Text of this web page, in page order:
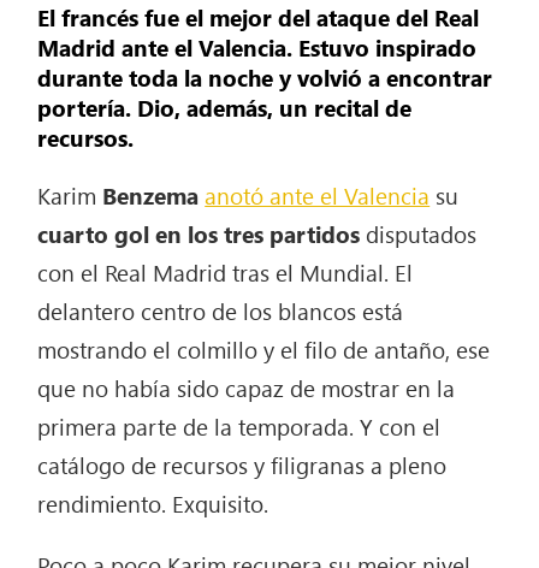
El francés fue el mejor del ataque del Real
Madrid ante el Valencia. Estuvo inspirado
durante toda la noche y volvió a encontrar
portería. Dio, además, un recital de
recursos.
Karim Benzemaanotó ante el Valencia su
cuarto gol en los tres partidos disputados
con el Real Madrid tras el Mundial. El
delantero centro de los blancos está
mostrando el colmillo y el filo de antaño, ese
que no había sido capaz de mostrar en la
primera parte de la temporada. Y con el
catálogo de recursos y filigranas a pleno
rendimiento. Exquisito.